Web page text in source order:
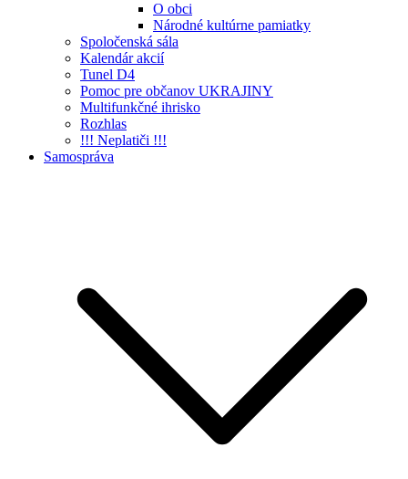
O obci
Národné kultúrne pamiatky
Spoločenská sála
Kalendár akcií
Tunel D4
Pomoc pre občanov UKRAJINY
Multifunkčné ihrisko
Rozhlas
!!! Neplatiči !!!
Samospráva